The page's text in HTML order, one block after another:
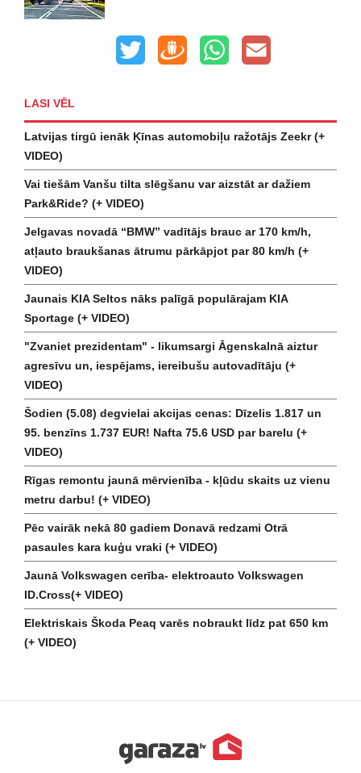
LASI VĒL
Latvijas tirgū ienāk Ķīnas automobiļu ražotājs Zeekr (+
VIDEO)
Vai tiešām Vanšu tilta slēgšanu var aizstāt ar dažiem
Park&Ride? (+ VIDEO)
Jelgavas novadā “BMW” vadītājs brauc ar 170 km/h,
atļauto braukšanas ātrumu pārkāpjot par 80 km/h (+
VIDEO)
Jaunais KIA Seltos nāks palīgā populārajam KIA
Sportage (+ VIDEO)
"Zvaniet prezidentam" - likumsargi Āgenskalnā aiztur
agresīvu un, iespējams, iereibušu autovadītāju (+
VIDEO)
Šodien (5.08) degvielai akcijas cenas: Dīzelis 1.817 un
95. benzīns 1.737 EUR! Nafta 75.6 USD par barelu (+
VIDEO)
Rīgas remontu jaunā mērvienība - kļūdu skaits uz vienu
metru darbu! (+ VIDEO)
Pēc vairāk nekā 80 gadiem Donavā redzami Otrā
pasaules kara kuģu vraki (+ VIDEO)
Jaunā Volkswagen cerība- elektroauto Volkswagen
ID.Cross(+ VIDEO)
Elektriskais Škoda Peaq varēs nobraukt līdz pat 650 km
(+ VIDEO)